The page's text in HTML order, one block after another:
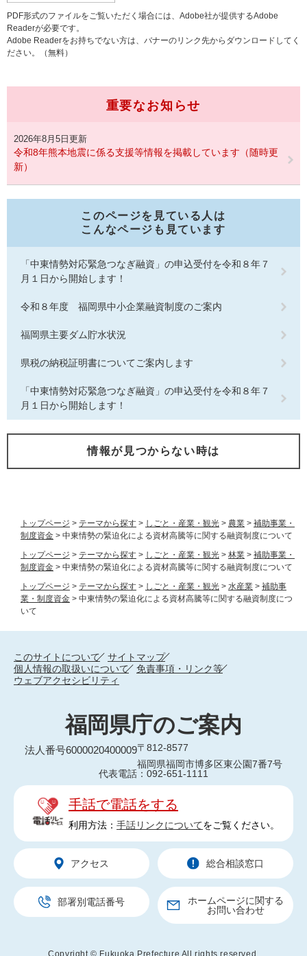
トップページ > テーマから探す > しごと・産業・観光 > 農業 > 補助事業・
制度資金 > 中東情勢の緊迫化による資材高騰等に関する融資制度について
トップページ > テーマから探す > しごと・産業・観光 > 林業 > 補助事業・
制度資金 > 中東情勢の緊迫化による資材高騰等に関する融資制度について
トップページ > テーマから探す > しごと・産業・観光 > 水産業 > 補助事
業・制度資金 > 中東情勢の緊迫化による資材高騰等に関する融資制度につ
いて
PDF形式のファイルをご覧いただく場合には、Adobe社が提供するAdobe
Readerが必要です。
Adobe Readerをお持ちでない方は、バナーのリンク先からダウンロードしてく
ださい。（無料）
重要なお知らせ
2026年8月5日更新
令和8年熊本地震に係る支援等情報を掲載しています（随時更
新）
このページを見ている人は
こんなページも見ています
「中東情勢対応緊急つなぎ融資」の申込受付を令和８年７
月１日から開始します！
令和８年度 福岡県中小企業融資制度のご案内
福岡県主要ダム貯水状況
県税の納税証明書についてご案内します
「中東情勢対応緊急つなぎ融資」の申込受付を令和８年７
月１日から開始します！
情報が見つからない時は
このサイトについて
サイトマップ
個人情報の取扱いについて
免責事項・リンク等
ウェブアクセシビリティ
福岡県庁のご案内
法人番号6000020400009〒812-8577
福岡県福岡市博多区東公園7番7号
代表電話：092-651-1111
手話で電話をする
利用方法： 手話リンクについてをご覧ください。
アクセス 総合相談窓口
部署別電話番号
ホームページに関する
お問い合わせ
Copyright © Fukuoka Prefecture All rights reserved.